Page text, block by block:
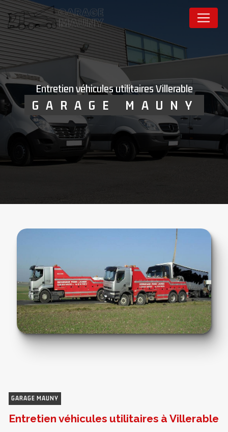
entretien véhicules utilitaires Villerable
GARAGE MAUNY
GARAGE MAUNY
entretien véhicules utilitaires à Villerable
Panneau de gestion des cookies